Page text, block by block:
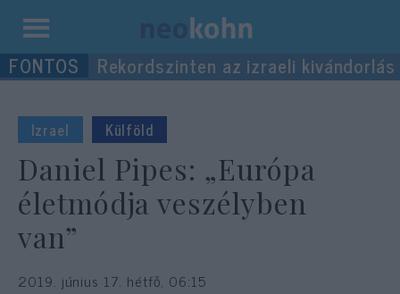
Kilépés
a Rekordszinten az izraeli kivándorlás
Izrael Külföld
Daniel Pipes: „Európa
életmódja veszélyben
van”
2019. június 17. hétfő, 06:15